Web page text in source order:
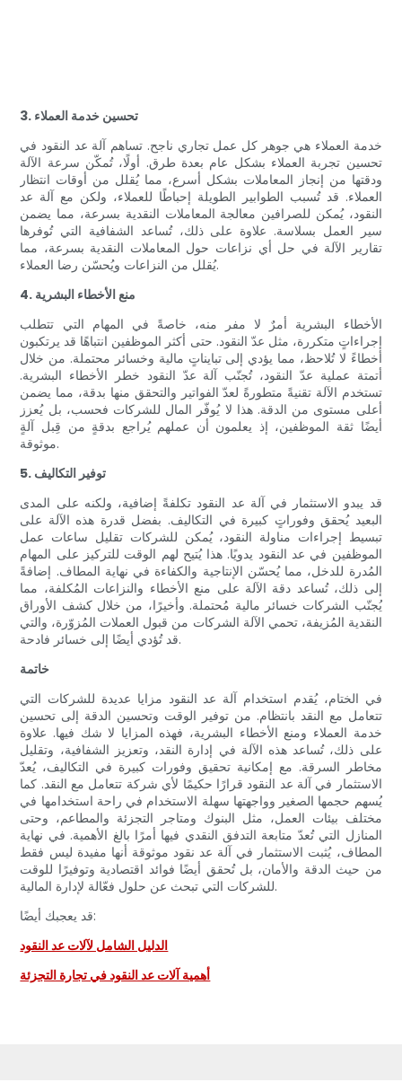
3. تحسين خدمة العملاء
خدمة العملاء هي جوهر كل عمل تجاري ناجح. تساهم آلة عد النقود في
تحسين تجربة العملاء بشكل عام بعدة طرق. أولًا، تُمكّن سرعة الآلة
ودقتها من إنجاز المعاملات بشكل أسرع، مما يُقلل من أوقات انتظار
العملاء. قد تُسبب الطوابير الطويلة إحباطًا للعملاء، ولكن مع آلة عد
النقود، يُمكن للصرافين معالجة المعاملات النقدية بسرعة، مما يضمن
سير العمل بسلاسة. علاوة على ذلك، تُساعد الشفافية التي تُوفرها
تقارير الآلة في حل أي نزاعات حول المعاملات النقدية بسرعة، مما
يُقلل من النزاعات ويُحسّن رضا العملاء.
4. منع الأخطاء البشرية
الأخطاء البشرية أمرٌ لا مفر منه، خاصةً في المهام التي تتطلب
إجراءاتٍ متكررة، مثل عدّ النقود. حتى أكثر الموظفين انتباهًا قد يرتكبون
أخطاءً لا تُلاحظ، مما يؤدي إلى تبايناتٍ مالية وخسائر محتملة. من خلال
أتمتة عملية عدّ النقود، تُجنّب آلة عدّ النقود خطر الأخطاء البشرية.
تستخدم الآلة تقنيةً متطورةً لعدّ الفواتير والتحقق منها بدقة، مما يضمن
أعلى مستوى من الدقة. هذا لا يُوفّر المال للشركات فحسب، بل يُعزز
أيضًا ثقة الموظفين، إذ يعلمون أن عملهم يُراجع بدقةٍ من قِبل آلةٍ
موثوقة.
5. توفير التكاليف
قد يبدو الاستثمار في آلة عد النقود تكلفةً إضافية، ولكنه على المدى
البعيد يُحقق وفوراتٍ كبيرة في التكاليف. بفضل قدرة هذه الآلة على
تبسيط إجراءات مناولة النقود، يُمكن للشركات تقليل ساعات عمل
الموظفين في عد النقود يدويًا. هذا يُتيح لهم الوقت للتركيز على المهام
المُدرة للدخل، مما يُحسّن الإنتاجية والكفاءة في نهاية المطاف. إضافةً
إلى ذلك، تُساعد دقة الآلة على منع الأخطاء والنزاعات المُكلفة، مما
يُجنّب الشركات خسائر مالية مُحتملة. وأخيرًا، من خلال كشف الأوراق
النقدية المُزيفة، تحمي الآلة الشركات من قبول العملات المُزوّرة، والتي
قد تُؤدي أيضًا إلى خسائر فادحة.
خاتمة
في الختام، يُقدم استخدام آلة عد النقود مزايا عديدة للشركات التي
تتعامل مع النقد بانتظام. من توفير الوقت وتحسين الدقة إلى تحسين
خدمة العملاء ومنع الأخطاء البشرية، فهذه المزايا لا شك فيها. علاوة
على ذلك، تُساعد هذه الآلة في إدارة النقد، وتعزيز الشفافية، وتقليل
مخاطر السرقة. مع إمكانية تحقيق وفورات كبيرة في التكاليف، يُعدّ
الاستثمار في آلة عد النقود قرارًا حكيمًا لأي شركة تتعامل مع النقد. كما
يُسهم حجمها الصغير وواجهتها سهلة الاستخدام في راحة استخدامها في
مختلف بيئات العمل، مثل البنوك ومتاجر التجزئة والمطاعم، وحتى
المنازل التي تُعدّ متابعة التدفق النقدي فيها أمرًا بالغ الأهمية. في نهاية
المطاف، يُثبت الاستثمار في آلة عد نقود موثوقة أنها مفيدة ليس فقط
من حيث الدقة والأمان، بل تُحقق أيضًا فوائد اقتصادية وتوفيرًا للوقت
للشركات التي تبحث عن حلول فعّالة لإدارة المالية.
قد يعجبك أيضًا:
الدليل الشامل لآلات عد النقود
أهمية آلات عد النقود في تجارة التجزئة